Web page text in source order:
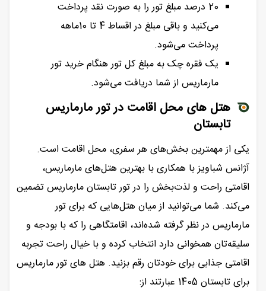
20 درصد مبلغ تور را به صورت نقد پرداخت
می‌کنید و باقی مبلغ در اقساط 4 تا 10ماهه
پرداخت می‌شود.
یک فقره چک به مبلغ کل تور هنگام خرید تور
مارماریس از شما دریافت می‌شود.
هتل‌ های محل اقامت در تور مارماریس
تابستان
یکی از مهمترین بخش‌های هر سفری، محل اقامت است.
آژانس شباویز با همکاری با بهترین هتل‌های مارماریس،
اقامتی راحت و لذت‌بخش را در تور تابستان مارماریس تضمین
می‌کند. شما می‌توانید از میان هتل‌هایی که برای تور
مارماریس در نظر گرفته شده‌اند، اقامتگاهی را که با بودجه و
سلیقه‌تان همخوانی دارد انتخاب کرده و با خیال راحت تجربه
اقامتی جذابی برای خودتان رقم بزنید. هتل های تور مارماریس
برای تابستان 1405 عبارتند از: